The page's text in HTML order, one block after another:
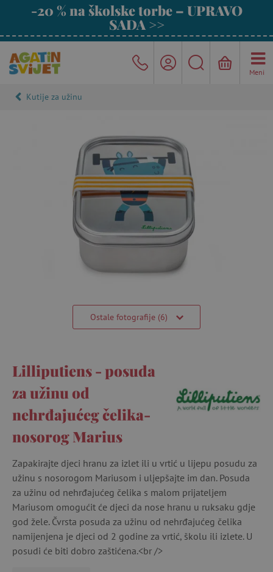
-20 % na školske torbe – UPRAVO
SADA >>
Meni
Kutije za užinu
Ostale fotografije (6)
Lilliputiens - posuda
za užinu od
nehrđajućeg čelika-
nosorog Marius
Zapakirajte djeci hranu za izlet ili u vrtić u lijepu posudu za
užinu s nosorogom Mariusom i uljepšajte im dan. Posuda
za užinu od nehrđajućeg čelika s malom prijateljem
Mariusom omogućit će djeci da nose hranu u ruksaku gdje
god žele. Čvrsta posuda za užinu od nehrđajućeg čelika
namijenjena je djeci od 2 godine za vrtić, školu ili izlete. U
posudi će biti dobro zaštićena.<br />